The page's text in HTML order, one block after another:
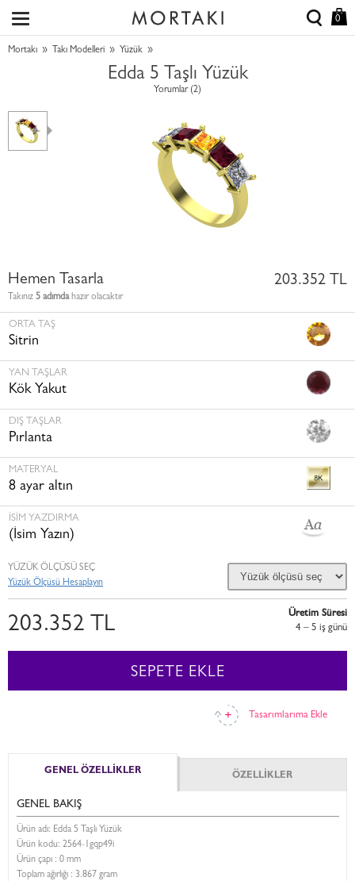
0
Mortakı » Takı Modelleri » Yüzük »
Edda 5 Taşlı Yüzük
Yorumlar (2)
Hemen Tasarla
Takınız 5 adımdahazır olacaktır
203.352 TL
ORTA TAŞ
Sitrin
YAN TAŞLAR
Kök Yakut
DIŞ TAŞLAR
Pırlanta
MATERYAL
8 ayar altın
İSİM YAZDIRMA
(İsim Yazın)
Tasarımlarıma Ekle
YÜZÜK ÖLÇÜSÜ SEÇ
Yüzük Ölçüsü Hesaplayın
203.352 TL
Üretim Süresi
4 – 5 i̇ş günü
SEPETE EKLE
GENEL ÖZELLİKLER ÖZELLİKLER
GENEL BAKIŞ
Ürün adı: Edda 5 Taşlı Yüzük
Ürün kodu: 2564-1gqp49i
Ürün çapı : 0 mm
Toplam ağırlığı : 3.867 gram